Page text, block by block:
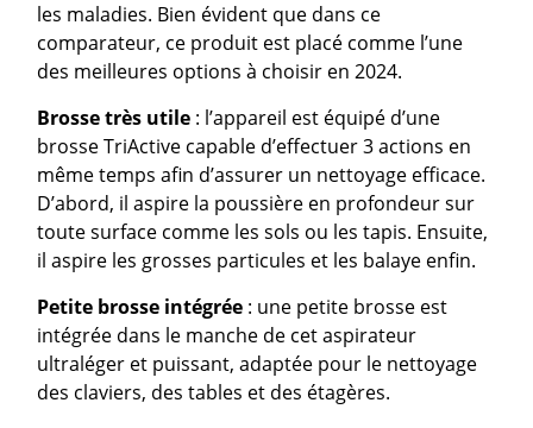
les maladies. Bien évident que dans ce
comparateur, ce produit est placé comme l’une
des meilleures options à choisir en 2024.
Brosse très utile : l’appareil est équipé d’une
brosse TriActive capable d’effectuer 3 actions en
même temps afin d’assurer un nettoyage efficace.
D’abord, il aspire la poussière en profondeur sur
toute surface comme les sols ou les tapis. Ensuite,
il aspire les grosses particules et les balaye enfin.
Petite brosse intégrée : une petite brosse est
intégrée dans le manche de cet aspirateur
ultraléger et puissant, adaptée pour le nettoyage
des claviers, des tables et des étagères.